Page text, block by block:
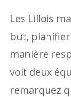
Les Lillois
but,
manière
voit deux
remarquez